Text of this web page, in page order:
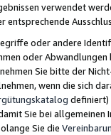
verwendet
entsprechende
oder andere
oder
Sie bitte der
wenn die sich
definiert)
Sie bei
Sie die